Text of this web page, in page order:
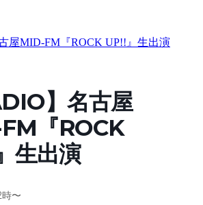
屋MID-FM『ROCK UP!!』生出演
】名古屋
『ROCK
生出演
〜